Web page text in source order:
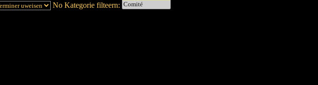
No Kategorie filteern: